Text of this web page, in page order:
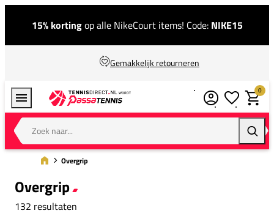
15% kortingop alle NikeCourt items! Code: NIKE15
Gemakkelijk retourneren
Zoek naar...
0
Overgrip
Overgrip
132 resultaten